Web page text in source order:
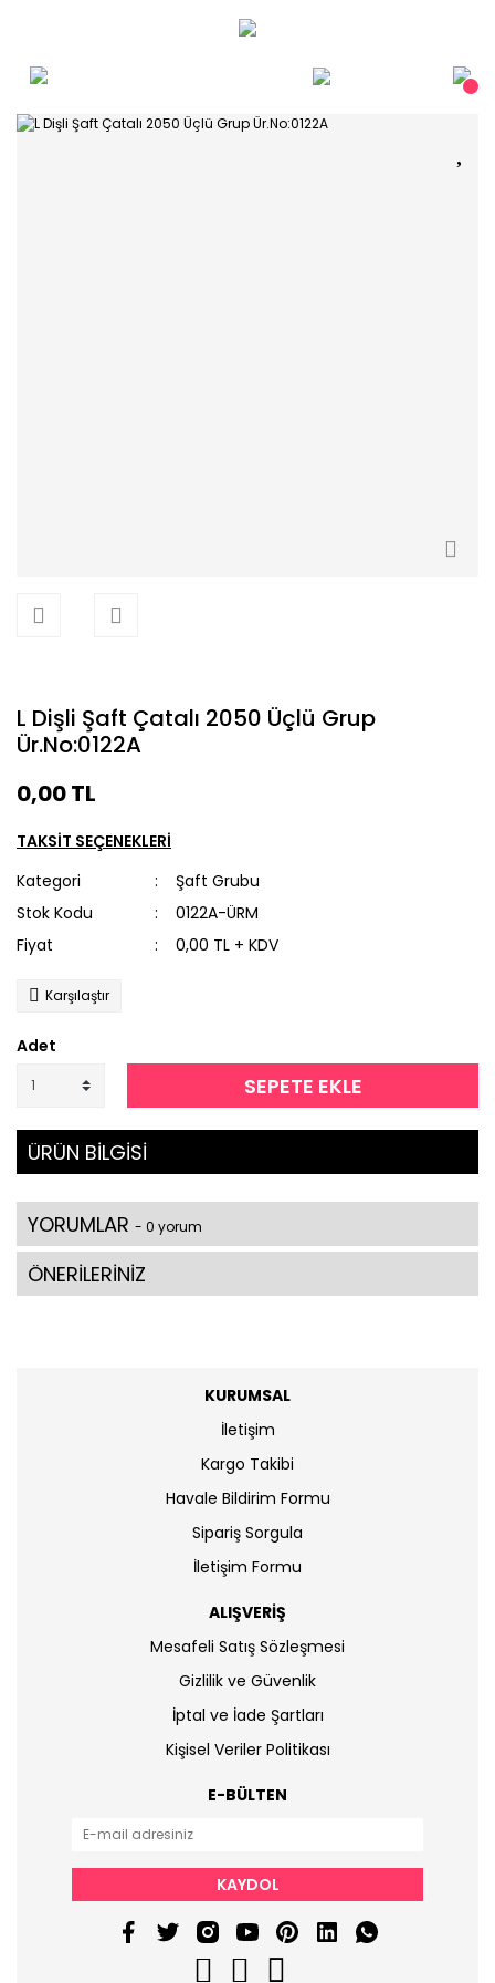
L Dişli Şaft Çatalı 2050 Üçlü Grup
Ür.No:0122A
0,00 TL
TAKSİT SEÇENEKLERİ
Kategori
Şaft Grubu
Stok Kodu
0122A-ÜRM
Fiyat
0,00 TL + KDV
Karşılaştır
Adet
SEPETE EKLE
ÜRÜN BİLGİSİ
YORUMLAR - 0 yorum
ÖNERİLERİNİZ
KURUMSAL
İletişim
Kargo Takibi
Havale Bildirim Formu
Sipariş Sorgula
İletişim Formu
ALIŞVERİŞ
Mesafeli Satış Sözleşmesi
Gizlilik ve Güvenlik
İptal ve İade Şartları
Kişisel Veriler Politikası
E-BÜLTEN
KAYDOL